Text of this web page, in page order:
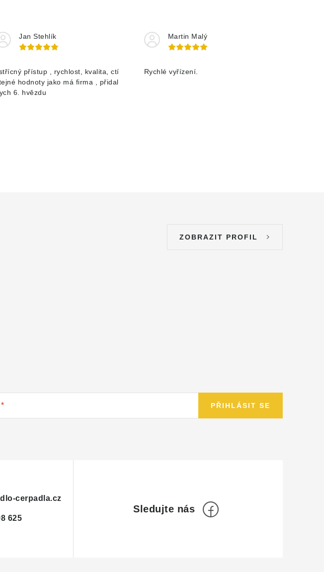
Jan Stehlík
přístup , rychlost, kvalita, ctí
hodnoty jako má firma , přidal
6. hvězdu
Martin Malý
Rychlé vyřízení.
ZOBRAZIT PROFIL
PŘIHLÁSIT SE
cerpadla.cz
625